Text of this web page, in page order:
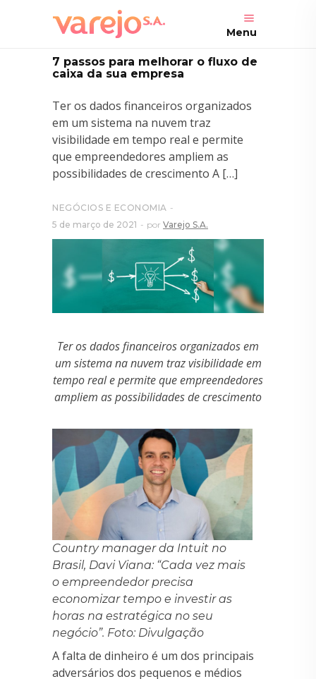
Menu
7 passos para melhorar o fluxo de
caixa da sua empresa
Ter os dados financeiros organizados
em um sistema na nuvem traz
visibilidade em tempo real e permite
que empreendedores ampliem as
possibilidades de crescimento A […]
NEGÓCIOS E ECONOMIA
5 de março de 2021
por Varejo S.A.
Ter os dados financeiros organizados em
um sistema na nuvem traz visibilidade em
tempo real e permite que empreendedores
ampliem as possibilidades de crescimento
Country manager da Intuit no
Brasil, Davi Viana: “Cada vez mais
o empreendedor precisa
economizar tempo e investir as
horas na estratégica no seu
negócio”. Foto: Divulgação
A falta de dinheiro é um dos principais
adversários dos pequenos e médios